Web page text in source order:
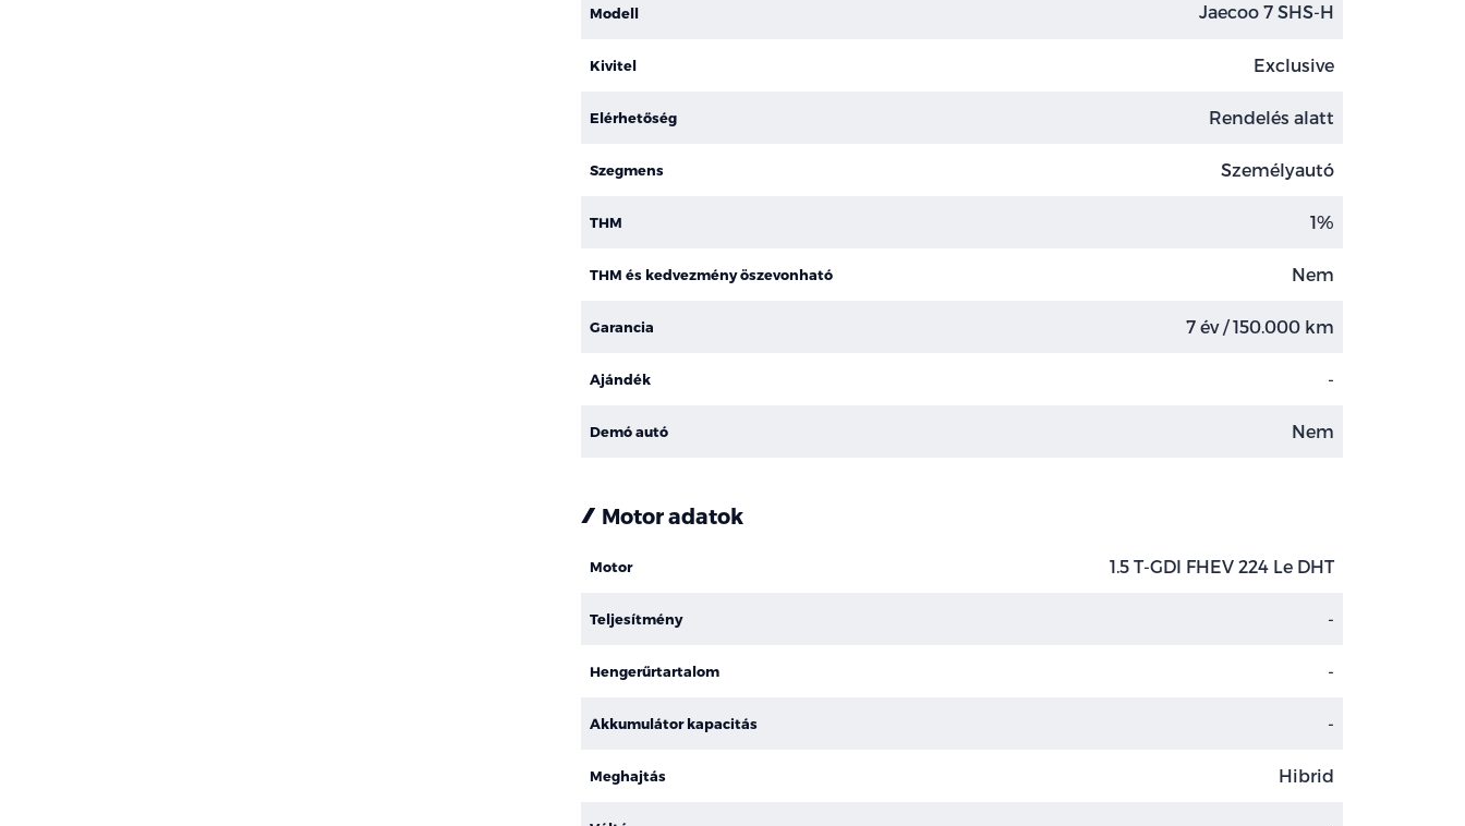
Modell Jaecoo 7 SHS-H
Kivitel Exclusive
Elérhetőség Rendelés alatt
Szegmens Személyautó
THM 1%
THM és kedvezmény öszevonható Nem
Garancia 7 év / 150.000 km
Ajándék -
Demó autó Nem
Motor adatok
Motor 1.5 T-GDI FHEV 224 Le DHT
Teljesítmény -
Hengerűrtartalom -
Akkumulátor kapacitás -
Meghajtás Hibrid